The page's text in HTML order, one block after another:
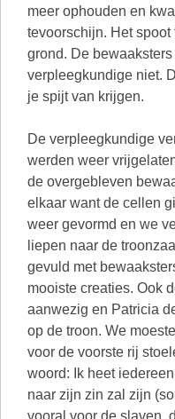
meer ophouden en
tevoorschijn. Het
grond. De
verpleegkundige niet.
je spijt van krijgen.
De verpleegkundige
werden weer
de overgebleven
elkaar want de cellen
weer gevormd en we
liepen naar de
gevuld met
mooiste creaties. Ook
aanwezig en Patricia
op de troon. We
voor de voorste rij
woord: Ik heet
naar zijn zin zal zijn
vooral voor de slaven,